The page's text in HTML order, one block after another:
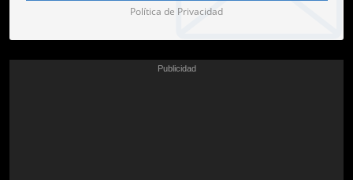
Política de Privacidad